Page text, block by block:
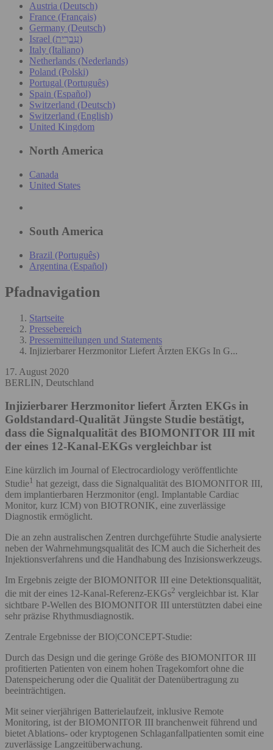
Austria (Deutsch)
France (Français)
Germany (Deutsch)
Israel (עִברִית)
Italy (Italiano)
Netherlands (Nederlands)
Poland (Polski)
Portugal (Português)
Spain (Español)
Switzerland (Deutsch)
Switzerland (English)
United Kingdom
North America
Canada
United States
South America
Brazil (Português)
Argentina (Español)
Pfadnavigation
Startseite
Pressebereich
Pressemitteilungen und Statements
Injizierbarer Herzmonitor Liefert Ärzten EKGs In G...
17. August 2020
BERLIN, Deutschland
Injizierbarer Herzmonitor liefert Ärzten EKGs in
Goldstandard-Qualität Jüngste Studie bestätigt,
dass die Signalqualität des BIOMONITOR III mit
der eines 12-Kanal-EKGs vergleichbar ist
Eine kürzlich im Journal of Electrocardiology veröffentlichte
Studie1 hat gezeigt, dass die Signalqualität des BIOMONITOR III,
dem implantierbaren Herzmonitor (engl. Implantable Cardiac
Monitor, kurz ICM) von BIOTRONIK, eine zuverlässige
Diagnostik ermöglicht.
Die an zehn australischen Zentren durchgeführte Studie analysierte
neben der Wahrnehmungsqualität des ICM auch die Sicherheit des
Injektionsverfahrens und die Handhabung des Inzisionswerkzeugs.
Im Ergebnis zeigte der BIOMONITOR III eine Detektionsqualität,
die mit der eines 12-Kanal-Referenz-EKGs2 vergleichbar ist. Klar
sichtbare P-Wellen des BIOMONITOR III unterstützten dabei eine
sehr präzise Rhythmusdiagnostik.
Zentrale Ergebnisse der BIO|CONCEPT-Studie:
Durch das Design und die geringe Größe des BIOMONITOR III
profitierten Patienten von einem hohen Tragekomfort ohne die
Datenspeicherung oder die Qualität der Datenübertragung zu
beeinträchtigen.
Mit seiner vierjährigen Batterielaufzeit, inklusive Remote
Monitoring, ist der BIOMONITOR III branchenweit führend und
bietet Ablations- oder kryptogenen Schlaganfallpatienten somit eine
zuverlässige Langzeitüberwachung.